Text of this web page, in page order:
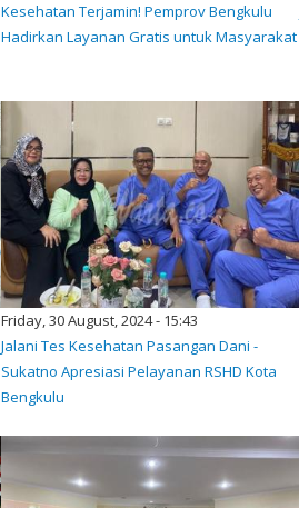
Kesehatan Terjamin! Pemprov Bengkulu
Hadirkan Layanan Gratis untuk Masyarakat
Friday, 30 August, 2024 - 15:43
Jalani Tes Kesehatan Pasangan Dani -
Sukatno Apresiasi Pelayanan RSHD Kota
Bengkulu